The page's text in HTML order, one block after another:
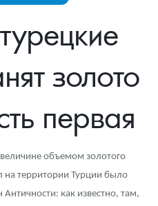
золота, серебра, платины на
золото
первая
объемом золотого
на территории Турции было
как известно, там,